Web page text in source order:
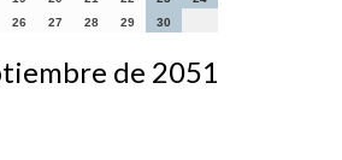
26 27 28 29 30
de 2051